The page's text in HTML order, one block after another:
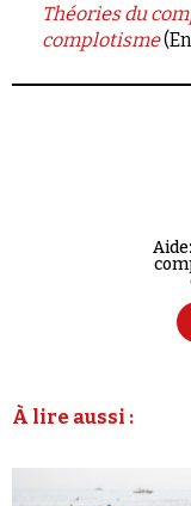
Théories du
complotisme
À lire aussi :